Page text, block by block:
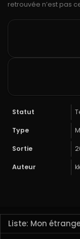
retrouvée n’est pas
Statut
Type
Sortie
Auteur
Liste: Mon